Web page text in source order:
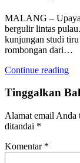
MALANG – Upaya
bergulir lintas
kunjungan studi
rombongan dari…
Continue reading
Tinggalkan
Alamat email Anda
ditandai *
Komentar *